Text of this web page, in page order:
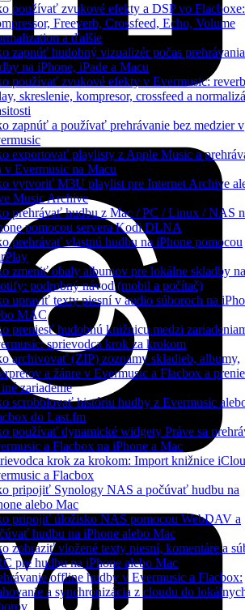
používať zvukové efekty a DSP vo Flacboxe:
Freeverb, Crossfeed, Echo, Volume
a ďalšie
zapnúť hudobný vizualizér počas prehrávania
na iPhone, iPade a Macu
používať zvukové efekty v Evermusic:
skreslenie, kompresor, crossfeed a
zapnúť a používať prehrávanie bez medzier v
exportovať playlisty z Apple Music a
v Evermusic na Macu
vytvoriť M3U playlist pre Internet Archive
Music Archive
prehrávať hudbu z Mac / PC / Linux / NAS
pomocou servera Kodi DLNA
prehrávať vlastnú hudbu na iPhone pomocou
zmeniť obaly albumov pre lokálne skladby na
podrobný návod (mobil a počítač)
upraviť texty piesní v audio súboroch na
MAC
preniesť hudobnú knižnicu medzi
sprievodca krok za krokom
archivovať (ZIP) zoznamy skladieb, albumy,
a žánre v Evermusic a Flacbox a
zariadenie
scrobblovať históriu hudby z Evermusic
do Last.fm
používať dynamické widgety Práve sa
a Flacbox na iPhone a Mac
krok za krokom: Import knižnice
a Flacbox
pripojiť Synology NAS a počúvať hudbu na
alebo Mac
pripojiť úložisko NAS pomocou WebDAV a
hudbu na iPhone alebo Mac
zobraziť vložené texty piesní, komentáre a
pre hudbu na iPhone alebo Mac
offline hudby v Evermusic a Flacbox:
a synchronizácia z cloudu do